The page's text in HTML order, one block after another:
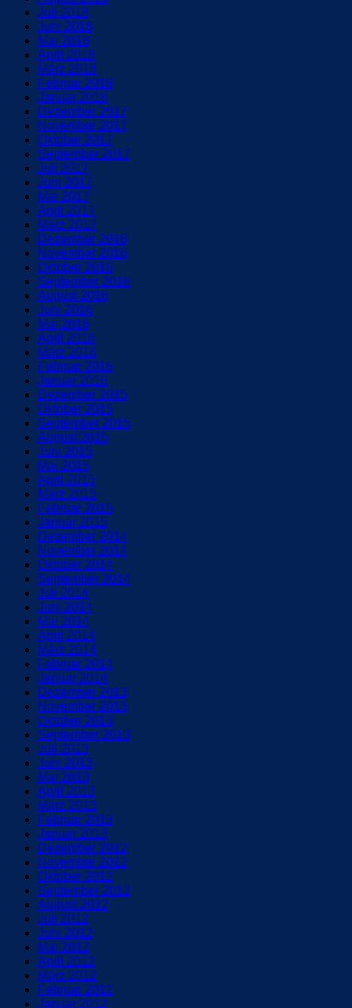
Juli 2018
Juni 2018
Mai 2018
April 2018
März 2018
Februar 2018
Januar 2018
Dezember 2017
November 2017
Oktober 2017
September 2017
Juli 2017
Juni 2017
Mai 2017
April 2017
März 2017
Dezember 2016
November 2016
Oktober 2016
September 2016
August 2016
Juni 2016
Mai 2016
April 2016
März 2016
Februar 2016
Januar 2016
Dezember 2015
Oktober 2015
September 2015
August 2015
Juni 2015
Mai 2015
April 2015
März 2015
Februar 2015
Januar 2015
Dezember 2014
November 2014
Oktober 2014
September 2014
Juli 2014
Juni 2014
Mai 2014
April 2014
März 2014
Februar 2014
Januar 2014
Dezember 2013
November 2013
Oktober 2013
September 2013
Juli 2013
Juni 2013
Mai 2013
April 2013
März 2013
Februar 2013
Januar 2013
Dezember 2012
November 2012
Oktober 2012
September 2012
August 2012
Juli 2012
Juni 2012
Mai 2012
April 2012
März 2012
Februar 2012
Januar 2012